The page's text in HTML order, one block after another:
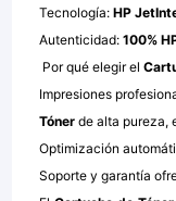
Tecnología:HP
Autenticidad:100%
Por qué elegir el
Impresiones
Tónerde alta pureza,
Optimización
Soporte y garantía